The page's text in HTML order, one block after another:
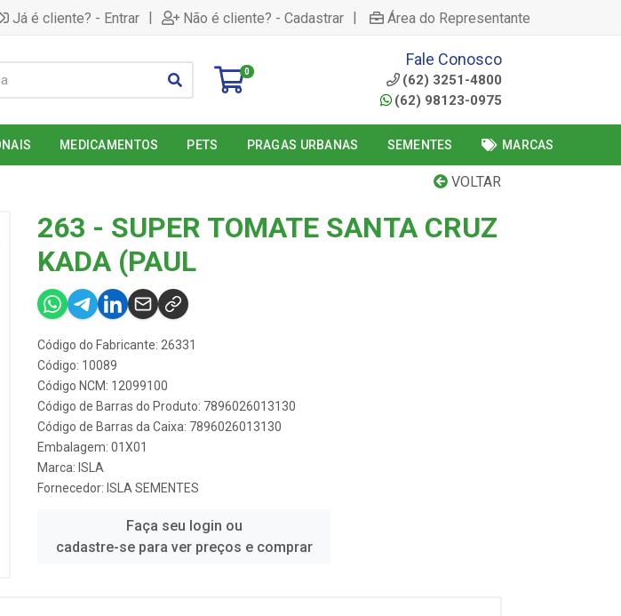
Já é cliente? - Entrar | Não é cliente? - Cadastrar | Área do Representante
0
Fale Conosco
(62) 3251-4800
(62) 98123-0975
MEDICAMENTOS PETS PRAGAS URBANAS SEMENTES MARCAS
VOLTAR
263 - SUPER TOMATE SANTA CRUZ
KADA (PAUL
Código do Fabricante: 26331
Código: 10089
Código NCM: 12099100
Código de Barras do Produto: 7896026013130
Código de Barras da Caixa: 7896026013130
Embalagem: 01X01
Marca: ISLA
Fornecedor: ISLA SEMENTES
Faça seu login ou
cadastre-se para ver preços e comprar